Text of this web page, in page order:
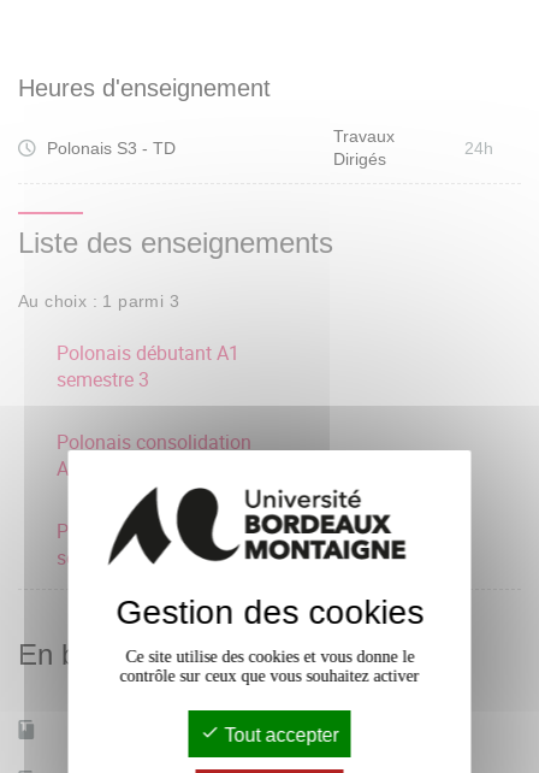
Heures d'enseignement
Polonais S3 - TD
Travaux
Dirigés
24h
Liste des enseignements
Au choix : 1 parmi 3
Polonais débutant A1
semestre 3
Polonais consolidation
A2 semestre 3
Polonais intermédiaire B1
semestre 3
En bref
Oui
Gestion des cookies
Ce site utilise des cookies et vous donne le
contrôle sur ceux que vous souhaitez activer
Tout accepter